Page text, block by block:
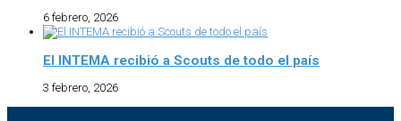
6 febrero, 2026
El INTEMA recibió a Scouts de todo el país
3 febrero, 2026